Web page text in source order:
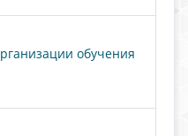
обучения